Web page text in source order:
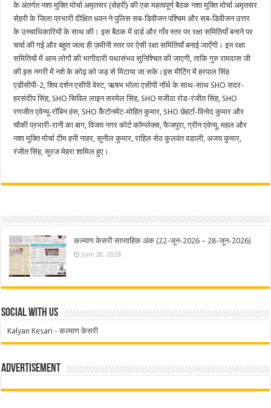
के अंतर्गत नशा मुक्ति मोर्चा अमृतसर (सेहरी) की एक महत्वपूर्ण बैठक नशा मुक्ति मोर्चा अमृतसर
सेहरी के जिला प्रभारी दीक्षित धवन ने पुलिस सब-डिवीजन पश्चिम और सब-डिवीजन उत्तर
के उच्चाधिकारियों के साथ की। इस बैठक में वार्ड और गाँव स्तर पर रक्षा समितियाँ बनाने पर
चर्चा की गई और बहुत जल्द ही ज़मीनी स्तर पर ऐसी रक्षा समितियाँ बनाई जाएँगी। इन रक्षा
समितियों में आम लोगों की भागीदारी यथासंभव सुनिश्चित की जाएगी, ताकि गुरु रामदास जी
की इस नगरी में नशे के कोढ़ को जड़ से मिटाया जा सके।इस मीटिंग में हरपाल सिंह
एडीसीपी-2, शिव दर्शन एसीपी वेस्ट, ऋषभ भोला एसीपी नॉर्थ के साथ-साथ SHO सदर-
हरसंदीप सिंह, SHO सिविल लाइन सरमेल सिंह, SHO मजीठा रोड-रंजीत सिंह, SHO
रणजीत एवेन्यू-रॉबिन हंस, SHO कैंटोनमेंट-मोहित कुमार, SHO छेहर्टा-विनोद कुमार और
चौकी प्रभारी-रानी का बाग, विजय नगर कोर्ट कॉम्प्लेक्स, फैजपुरा, ग्रीन एवेन्यू, महल और
नशा मुक्ति मोर्चा टीम हनी नाहर, सुनील कुमार, राहिल सेठ कुलवंत वडाली, अजय कुमार,
रंजीत सिंह, सूरज मेहरा शामिल हुए।
कल्याण केसरी साप्ताहिक अंक (22-जून-2026 – 28-जून-2026)
June 28, 2026
Social With Us
Kalyan Kesari - कल्याण केसरी
Advertisement